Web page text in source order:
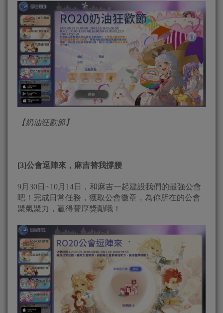
【奶油狂歡節】
[3]公會逗陣來，麻吉替我撐腰
9月30日~10月14日，和麻吉一起建設我們的最強公會
吧！完成日常任務，獲取公會徽章，為你所在的公會
聚氣聚力，贏得豐厚獎勵哦！